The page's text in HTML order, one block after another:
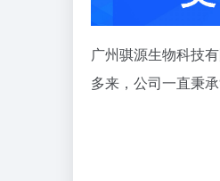
广州骐源生物科技
多来，公司一直秉